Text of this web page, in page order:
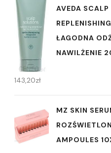
AVEDA
ŁAGODNA
NAWILŻENIE
143,20zł
MZ SKIN
AMPOULES